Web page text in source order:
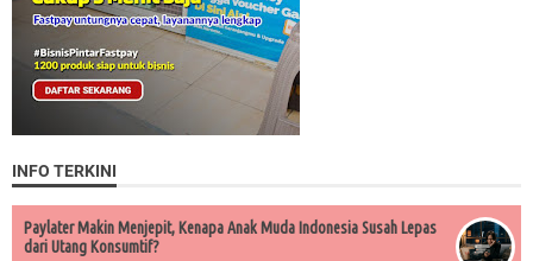
INFO TERKINI
Paylater Makin Menjepit, Kenapa Anak Muda Indonesia Susah Lepas
dari Utang Konsumtif?